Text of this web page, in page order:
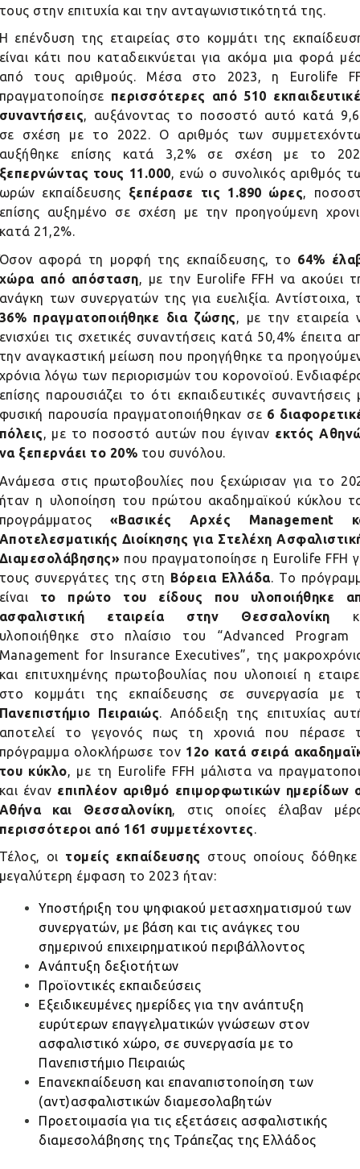
στην επιτυχία και την ανταγωνιστικότητά της.
επένδυση της εταιρείας στο κομμάτι της
κάτι που καταδεικνύεται για ακόμα μια φορά
τους αριθμούς. Μέσα στο 2023, η Eurolife
περισσότερες από 510
, αυξάνοντας το ποσοστό αυτό κατά
σχέση με το 2022. Ο αριθμός των
επίσης κατά 3,2% σε σχέση με το
τους 11.000, ενώ ο συνολικός αριθμός
εκπαίδευσης ξεπέρασε τις 1.890 ώρες,
αυξημένο σε σχέση με την προηγούμενη
21,2%.
αφορά τη μορφή της εκπαίδευσης, το 64%
από απόσταση, με την Eurolife FFH να ακούει
των συνεργατών της για ευελιξία. Αντίστοιχα,
πραγματοποιήθηκε δια ζώσης, με την εταιρεία
τις σχετικές συναντήσεις κατά 50,4% έπειτα
αναγκαστική μείωση που προηγήθηκε τα
λόγω των περιορισμών του κορονοϊού.
παρουσιάζει το ότι εκπαιδευτικές συναντήσεις
παρουσία πραγματοποιήθηκαν σε 6
, με το ποσοστό αυτών που έγιναν εκτός
ξεπερνάει το 20% του συνόλου.
στις πρωτοβουλίες που ξεχώρισαν για το
η υλοποίηση του πρώτου ακαδημαϊκού κύκλου
«Βασικές Αρχές Management
Διοίκησης για Στελέχη
που πραγματοποίησε η Eurolife FFH
συνεργάτες της στη Βόρεια Ελλάδα. Το
το πρώτο του είδους που υλοποιήθηκε
εταιρεία στην Θεσσαλονίκη
στο πλαίσιο του “Advanced Program
for Insurance Executives”, της
επιτυχημένης πρωτοβουλίας που υλοποιεί η
κομμάτι της εκπαίδευσης σε συνεργασία με
Πειραιώς. Απόδειξη της επιτυχίας
το γεγονός πως τη χρονιά που πέρασε
ολοκλήρωσε τον 12ο κατά σειρά
κύκλο, με τη Eurolife FFH μάλιστα να
έναν επιπλέον αριθμό επιμορφωτικών ημερίδων
και Θεσσαλονίκη, στις οποίες έλαβαν
από 161 συμμετέχοντες.
οι τομείς εκπαίδευσης στους οποίους
έμφαση το 2023 ήταν:
Υποστήριξη του ψηφιακού μετασχηματισμού των
συνεργατών, με βάση και τις ανάγκες του
σημερινού επιχειρηματικού περιβάλλοντος
Ανάπτυξη δεξιοτήτων
Προϊοντικές εκπαιδεύσεις
Εξειδικευμένες ημερίδες για την ανάπτυξη
ευρύτερων επαγγελματικών γνώσεων στον
ασφαλιστικό χώρο, σε συνεργασία με το
Πανεπιστήμιο Πειραιώς
Επανεκπαίδευση και επαναπιστοποίηση των
(αντ)ασφαλιστικών διαμεσολαβητών
Προετοιμασία για τις εξετάσεις ασφαλιστικής
διαμεσολάβησης της Τράπεζας της Ελλάδος